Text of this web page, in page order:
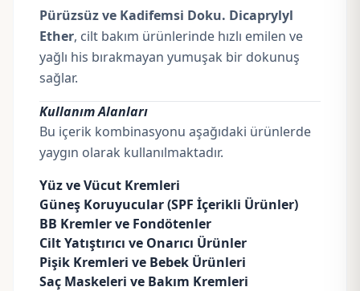
Pürüzsüz ve Kadifemsi Doku. Dicaprylyl
Ether, cilt bakım ürünlerinde hızlı emilen ve
yağlı his bırakmayan yumuşak bir dokunuş
sağlar.
Kullanım Alanları
Bu içerik kombinasyonu aşağıdaki ürünlerde
yaygın olarak kullanılmaktadır.
Yüz ve Vücut Kremleri
Güneş Koruyucular (SPF İçerikli Ürünler)
BB Kremler ve Fondötenler
Cilt Yatıştırıcı ve Onarıcı Ürünler
Pişik Kremleri ve Bebek Ürünleri
Saç Maskeleri ve Bakım Kremleri